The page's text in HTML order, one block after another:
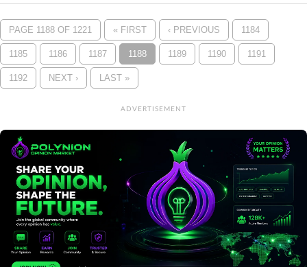
PAGE 1188 OF 1221 « FIRST ‹ PREVIOUS 1184
1185 1186 1187 1188 1189 1190 1191
1192 NEXT › LAST »
ADVERTISEMENT